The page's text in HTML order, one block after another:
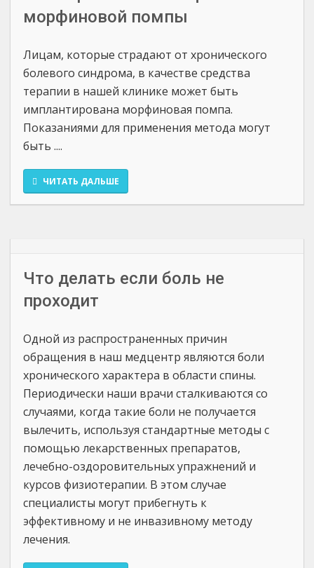
морфиновой помпы
Лицам, которые страдают от хронического
болевого синдрома, в качестве средства
терапии в нашей клинике может быть
имплантирована морфиновая помпа.
Показаниями для применения метода могут
быть ....
ЧИТАТЬ ДАЛЬШЕ
Что делать если боль не
проходит
Одной из распространенных причин
обращения в наш медцентр являются боли
хронического характера в области спины.
Периодически наши врачи сталкиваются со
случаями, когда такие боли не получается
вылечить, используя стандартные методы с
помощью лекарственных препаратов,
лечебно-оздоровительных упражнений и
курсов физиотерапии. В этом случае
специалисты могут прибегнуть к
эффективному и не инвазивному методу
лечения.